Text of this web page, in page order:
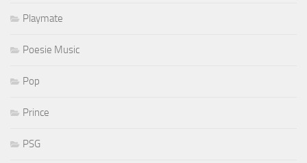
Playmate
Poesie Music
Pop
Prince
PSG